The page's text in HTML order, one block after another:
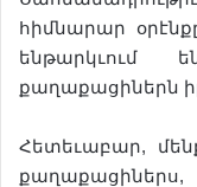
հիմնարար
ենթարկւում
քաղաքացիներն
Հետեւաբար,